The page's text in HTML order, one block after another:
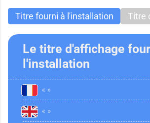
Titre fourni à l'installation Titre
Le titre d'affichage
l'installation